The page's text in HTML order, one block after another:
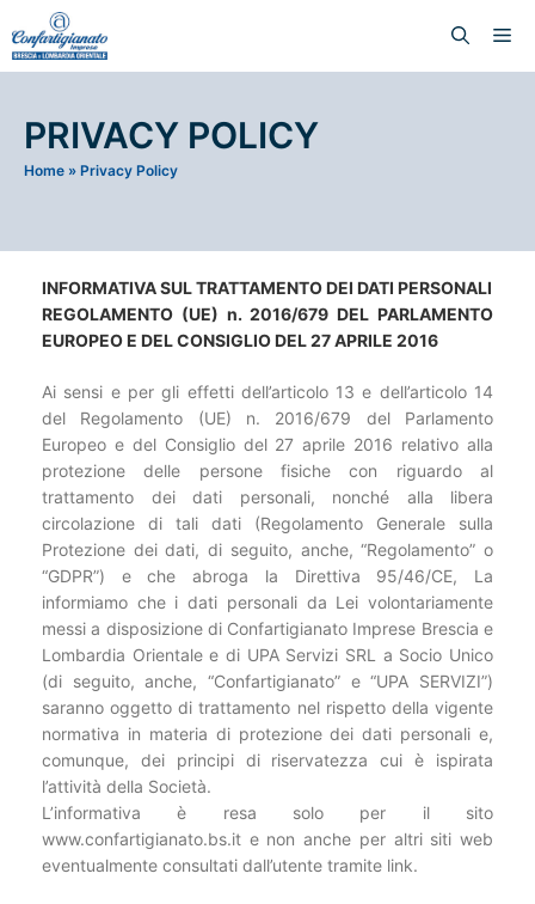
PRIVACY POLICY
Home » Privacy Policy
INFORMATIVA SUL TRATTAMENTO DEI DATI PERSONALI
REGOLAMENTO (UE) n. 2016/679 DEL PARLAMENTO
EUROPEO E DEL CONSIGLIO DEL 27 APRILE 2016
Ai sensi e per gli effetti dell’articolo 13 e dell’articolo 14
del Regolamento (UE) n. 2016/679 del Parlamento
Europeo e del Consiglio del 27 aprile 2016 relativo alla
protezione delle persone fisiche con riguardo al
trattamento dei dati personali, nonché alla libera
circolazione di tali dati (Regolamento Generale sulla
Protezione dei dati, di seguito, anche, “Regolamento” o
“GDPR”) e che abroga la Direttiva 95/46/CE, La
informiamo che i dati personali da Lei volontariamente
messi a disposizione di Confartigianato Imprese Brescia e
Lombardia Orientale e di UPA Servizi SRL a Socio Unico
(di seguito, anche, “Confartigianato” e “UPA SERVIZI”)
saranno oggetto di trattamento nel rispetto della vigente
normativa in materia di protezione dei dati personali e,
comunque, dei principi di riservatezza cui è ispirata
l’attività della Società.
L’informativa è resa solo per il sito
www.confartigianato.bs.it e non anche per altri siti web
eventualmente consultati dall’utente tramite link.